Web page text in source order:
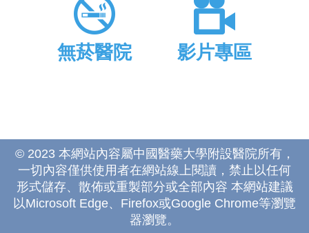
無菸醫院 影片專區
© 2023 本網站內容屬中國醫藥大學附設醫院所有，
一切內容僅供使用者在網站線上閱讀，禁止以任何
形式儲存、散佈或重製部分或全部內容 本網站建議
以Microsoft Edge、Firefox或Google Chrome等瀏覽
器瀏覽。